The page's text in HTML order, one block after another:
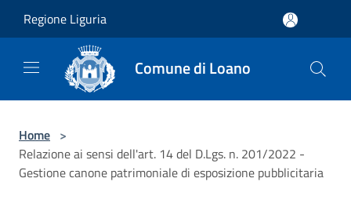
Regione Liguria
Comune di Loano
Home >
Relazione ai sensi dell'art. 14 del D.Lgs. n. 201/2022 -
Gestione canone patrimoniale di esposizione pubblicitaria